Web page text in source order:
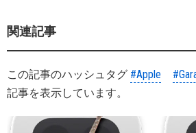
関連記事
この記事のハッシュタグ #Apple
記事を表示しています。